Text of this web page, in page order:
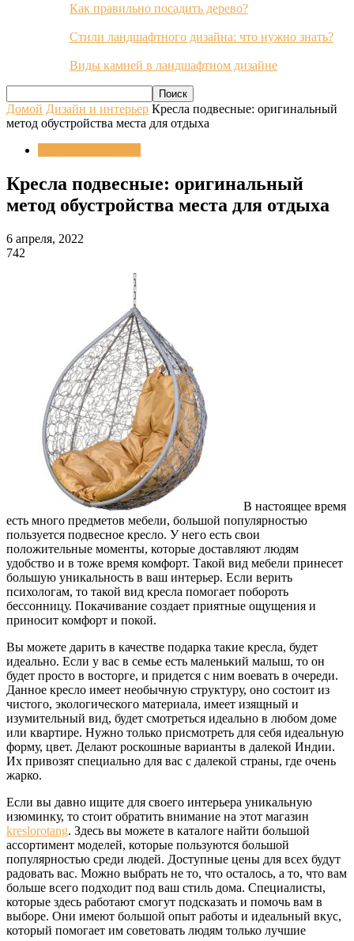
Как правильно посадить дерево?
Стили ландшафтного дизайна: что нужно знать?
Виды камней в ландшафтном дизайне
Домой Дизайн и интерьер Кресла подвесные: оригинальный
метод обустройства места для отдыха
Кресла подвесные: оригинальный
метод обустройства места для отдыха
6 апреля, 2022
742
В настоящее время
есть много предметов мебели, большой популярностью
пользуется подвесное кресло. У него есть свои
положительные моменты, которые доставляют людям
удобство и в тоже время комфорт. Такой вид мебели принесет
большую уникальность в ваш интерьер. Если верить
психологам, то такой вид кресла помогает побороть
бессонницу. Покачивание создает приятные ощущения и
приносит комфорт и покой.
Вы можете дарить в качестве подарка такие кресла, будет
идеально. Если у вас в семье есть маленький малыш, то он
будет просто в восторге, и придется с ним воевать в очереди.
Данное кресло имеет необычную структуру, оно состоит из
чистого, экологического материала, имеет изящный и
изумительный вид, будет смотреться идеально в любом доме
или квартире. Нужно только присмотреть для себя идеальную
форму, цвет. Делают роскошные варианты в далекой Индии.
Их привозят специально для вас с далекой страны, где очень
жарко.
Если вы давно ищите для своего интерьера уникальную
изюминку, то стоит обратить внимание на этот магазин
kreslorotang. Здесь вы можете в каталоге найти большой
ассортимент моделей, которые пользуются большой
популярностью среди людей. Доступные цены для всех будут
радовать вас. Можно выбрать не то, что осталось, а то, что вам
больше всего подходит под ваш стиль дома. Специалисты,
которые здесь работают смогут подсказать и помочь вам в
выборе. Они имеют большой опыт работы и идеальный вкус,
который помогает им советовать людям только лучшие